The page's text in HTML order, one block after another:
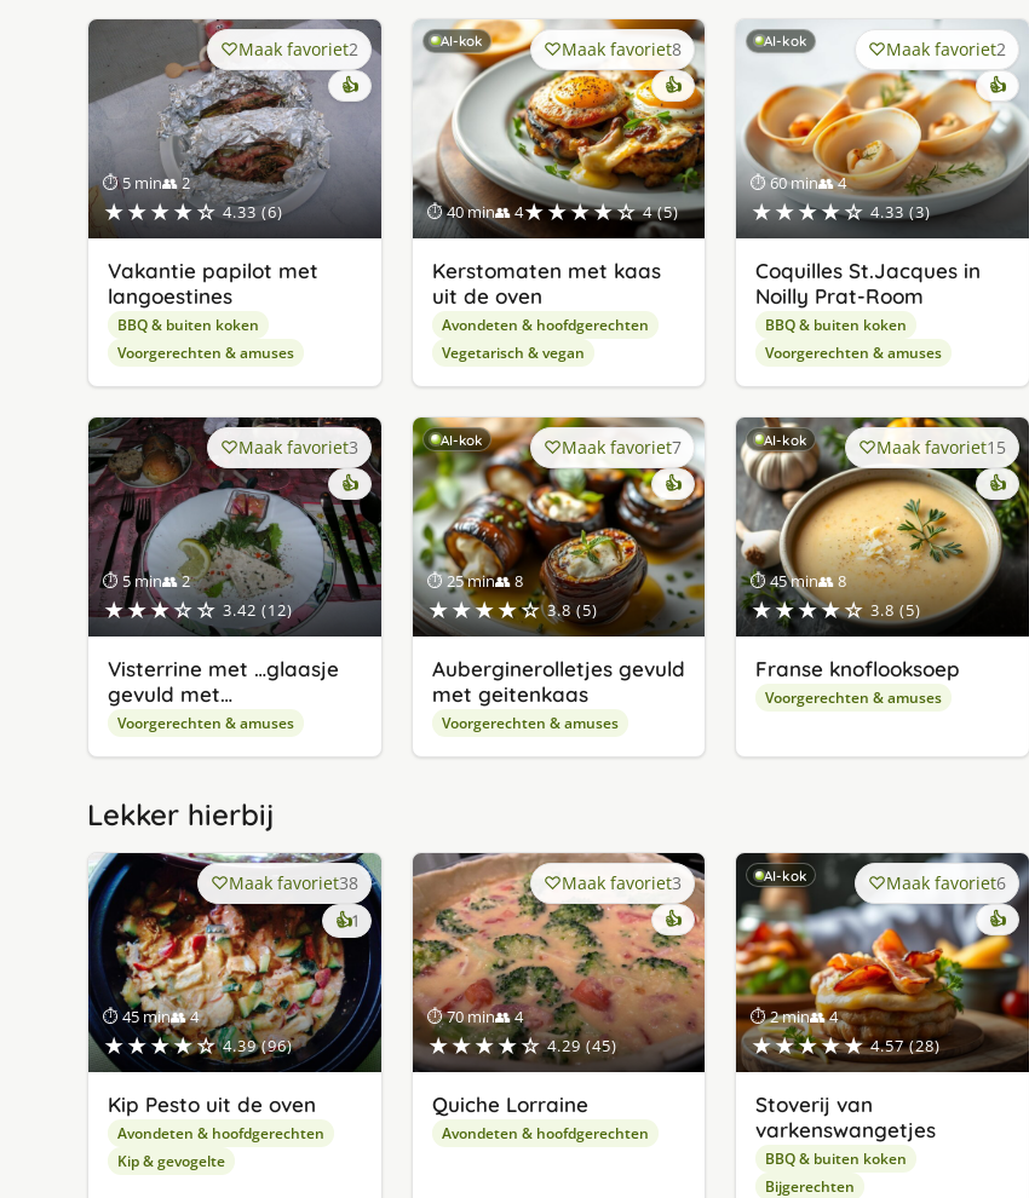
⏱ 5 min👥 2
★★★★☆ 4.33 (6)
Maak favoriet2
👍
Vakantie papilot met
langoestines
BBQ & buiten koken
Voorgerechten & amuses
AI-kok
⏱ 40 min👥 4★★★★☆ 4 (5)
Maak favoriet8
👍
Kerstomaten met kaas
uit de oven
Avondeten & hoofdgerechten
Vegetarisch & vegan
AI-kok
⏱ 60 min👥 4
★★★★☆ 4.33 (3)
Maak favoriet2
👍
Coquilles St.Jacques in
Noilly Prat-Room
BBQ & buiten koken
Voorgerechten & amuses
⏱ 5 min👥 2
★★★☆☆ 3.42 (12)
Maak favoriet3
👍
Visterrine met …glaasje
gevuld met…
Voorgerechten & amuses
AI-kok
⏱ 25 min👥 8
★★★★☆ 3.8 (5)
Maak favoriet7
👍
Auberginerolletjes gevuld
met geitenkaas
Voorgerechten & amuses
AI-kok
⏱ 45 min👥 8
★★★★☆ 3.8 (5)
Maak favoriet15
👍
Franse knoflooksoep
Voorgerechten & amuses
Lekker hierbij
⏱ 45 min👥 4
★★★★☆ 4.39 (96)
Maak favoriet38
👍1keer
lekker
gevonden
Kip Pesto uit de oven
Avondeten & hoofdgerechten
Kip & gevogelte
⏱ 70 min👥 4
★★★★☆ 4.29 (45)
Maak favoriet3
👍
Quiche Lorraine
Avondeten & hoofdgerechten
AI-kok
⏱ 2 min👥 4
★★★★★ 4.57 (28)
Maak favoriet6
👍
Stoverij van
varkenswangetjes
BBQ & buiten koken
Bijgerechten